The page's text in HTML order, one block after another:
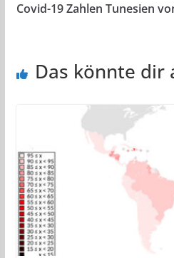
Covid-19 Zahlen Tunesien
Das könnte dir